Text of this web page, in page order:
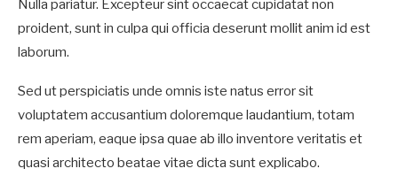
Nulla pariatur. Excepteur sint occaecat cupidatat non
proident, sunt in culpa qui officia deserunt mollit anim id est
laborum.
Sed ut perspiciatis unde omnis iste natus error sit
voluptatem accusantium doloremque laudantium, totam
rem aperiam, eaque ipsa quae ab illo inventore veritatis et
quasi architecto beatae vitae dicta sunt explicabo.